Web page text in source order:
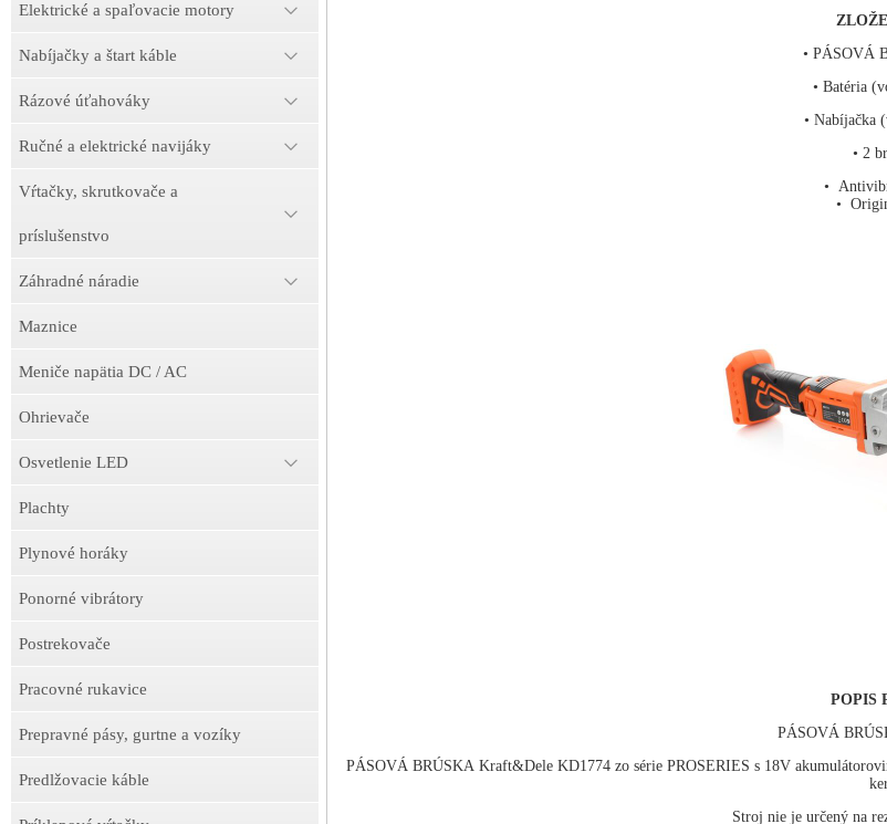
Elektrické a spaľovacie motory
Nabíjačky a štart káble
Rázové úťahováky
Ručné a elektrické navijáky
Vŕtačky, skrutkovače a
príslušenstvo
Záhradné náradie
Maznice
Meniče napätia DC / AC
Ohrievače
Osvetlenie LED
Plachty
Plynové horáky
Ponorné vibrátory
Postrekovače
Pracovné rukavice
Prepravné pásy, gurtne a vozíky
Predlžovacie káble
• PÁSOVÁ
• Batéria
• Nabíjačka
• 2
•
•
POPIS
PÁSOVÁ
PÁSOVÁ BRÚSKA Kraft&Dele KD1774 zo série PROSERIES s 18V
Stroj nie je určený na